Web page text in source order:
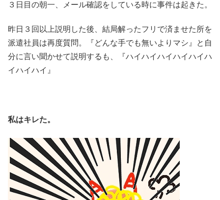
３日目の朝一、メール確認をしている時に事件は起きた。
昨日３回以上説明した後、結局解ったフリで済ませた所を
派遣社員は再度質問。『どんな手でも無いよりマシ』と自
分に言い聞かせて説明するも、『ハイハイハイハイハイハ
イハイハイ』
私はキレた。